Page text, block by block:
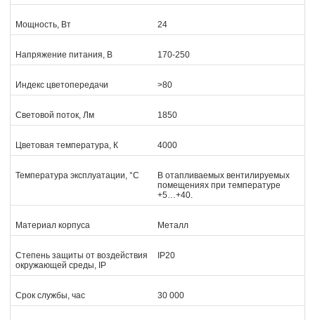
Мощность, Вт 24
Напряжение питания, В 170-250
Индекс цветопередачи >80
Световой поток, Лм 1850
Цветовая температура, К 4000
Температура эксплуатации, °С
В отапливаемых вентилируемых
помещениях при температуре
+5…+40.
Материал корпуса Металл
Степень защиты от воздействия
окружающей среды, IP
IP20
Срок службы, час 30 000